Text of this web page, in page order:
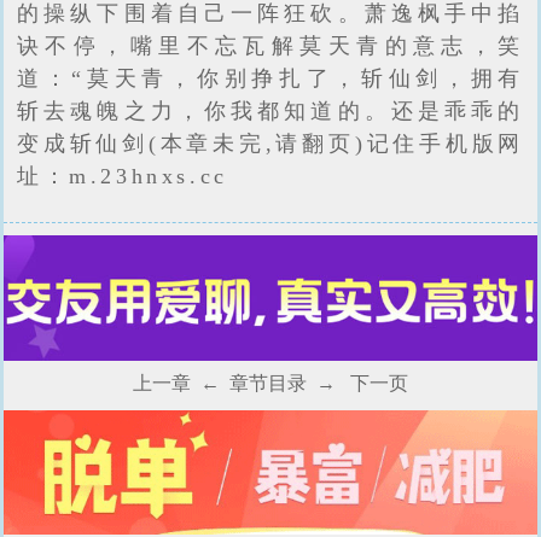
的操纵下围着自己一阵狂砍。萧逸枫手中掐
诀不停，嘴里不忘瓦解莫天青的意志，笑
道：“莫天青，你别挣扎了，斩仙剑，拥有
斩去魂魄之力，你我都知道的。还是乖乖的
变成斩仙剑(本章未完,请翻页)记住手机版网
址：m.23hnxs.cc
上一章 ← 章节目录 → 下一页